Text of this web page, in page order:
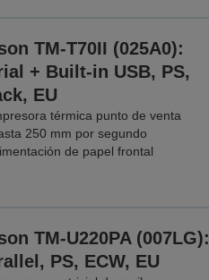
TM-T70II (025A0):
+ Built-in USB, PS,
EU
térmica punto de venta
250 mm por segundo
de papel frontal
TM-U220PA (007LG):
PS, ECW, EU